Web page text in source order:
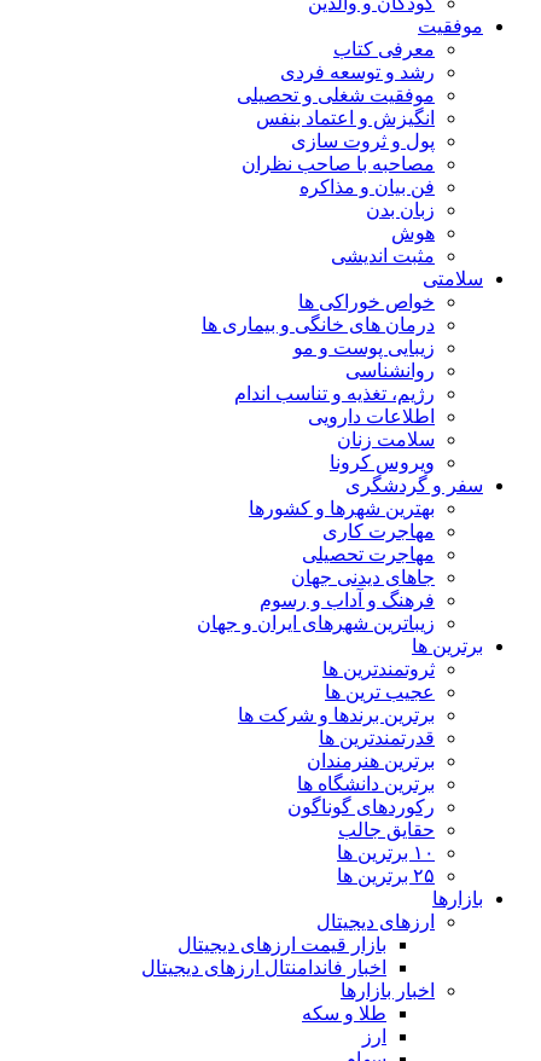
موفقیت
معرفی کتاب
رشد و توسعه فردی
موفقیت شغلی و تحصیلی
انگیزش و اعتماد بنفس
پول و ثروت سازی
مصاحبه با صاحب نظران
فن بیان و مذاکره
زبان بدن
هوش
مثبت اندیشی
سلامتی
خواص خوراکی ها
درمان های خانگی و بیماری ها
زیبایی پوست و مو
روانشناسی
رژیم، تغذیه و تناسب اندام
اطلاعات دارویی
سلامت زنان
ویروس کرونا
سفر و گردشگری
بهترین شهرها و کشورها
مهاجرت کاری
مهاجرت تحصیلی
جاهای دیدنی جهان
فرهنگ و آداب و رسوم
زیباترین شهرهای ایران و جهان
برترین ها
ثروتمندترین ها
عجیب ترین ها
برترین برندها و شرکت ها
قدرتمندترین ها
برترین هنرمندان
برترین دانشگاه ها
رکوردهای گوناگون
حقایق جالب
۱۰ برترین ها
۲۵ برترین ها
بازارها
ارزهای دیجیتال
بازار قیمت ارزهای دیجیتال
اخبار فاندامنتال ارزهای دیجیتال
اخبار بازارها
طلا و سکه
ارز